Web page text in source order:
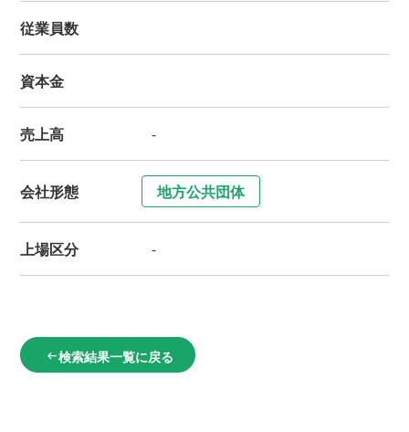
従業員数
資本金
売上高 -
会社形態 地方公共団体
上場区分 -
arrow_left_alt検索結果一覧に戻る